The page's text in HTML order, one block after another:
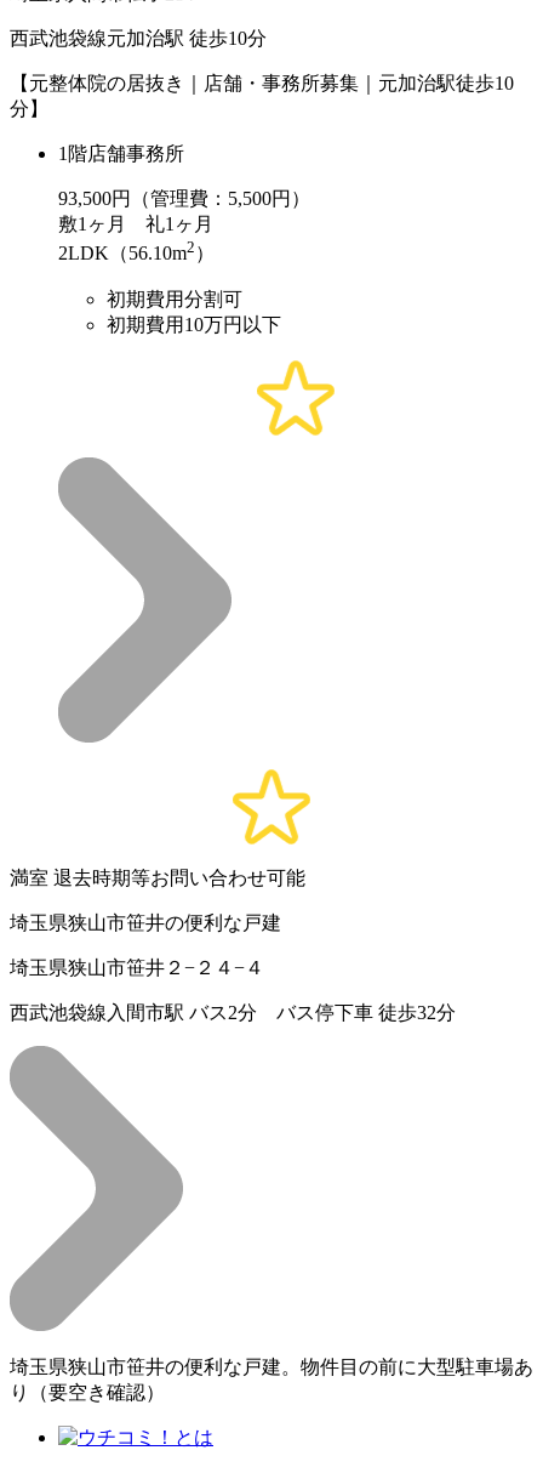
西武池袋線元加治駅 徒歩10分
【元整体院の居抜き｜店舗・事務所募集｜元加治駅徒歩10
分】
1階店舗事務所
93,500円（管理費：5,500円）
敷1ヶ月 礼1ヶ月
2LDK（56.10m2 ）
初期費用分割可
初期費用10万円以下
満室 退去時期等お問い合わせ可能
埼玉県狭山市笹井の便利な戸建
埼玉県狭山市笹井２−２４−４
西武池袋線入間市駅 バス2分 バス停下車 徒歩32分
埼玉県狭山市笹井の便利な戸建。物件目の前に大型駐車場あ
り（要空き確認）